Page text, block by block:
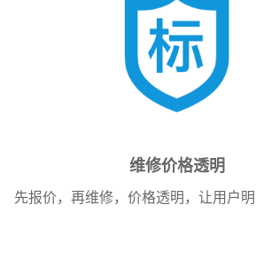
维修价格透明
先报价，再维修，价格透明，让用户明